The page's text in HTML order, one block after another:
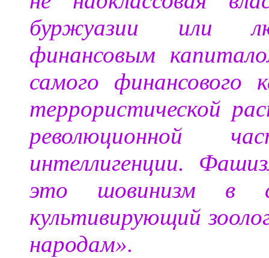
буржуазии или
финансовым
самого финансового
террористической
революционной
интеллигенции.
это шовинизм в
культивирующий
народам».